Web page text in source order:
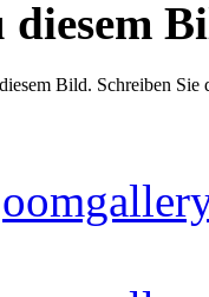
diesem
Bild. Schreiben Sie